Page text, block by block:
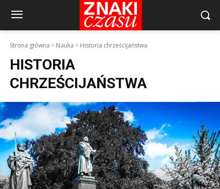
Strona główna Nauka Historia chrześcijaństwa
HISTORIA
CHRZEŚCIJAŃSTWA